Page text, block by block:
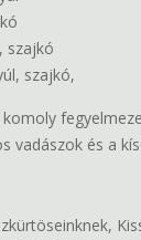
szajkó
szajkó,
vadászok és a